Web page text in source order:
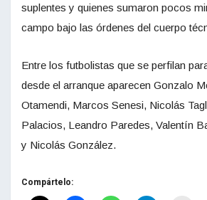
suplentes y quienes sumaron pocos
campo bajo las órdenes del cuerpo
Entre los futbolistas que se perfilan
desde el arranque aparecen Gonzalo
Otamendi, Marcos Senesi, Nicolás
Palacios, Leandro Paredes, Valentín
y Nicolás González.
Compártelo: